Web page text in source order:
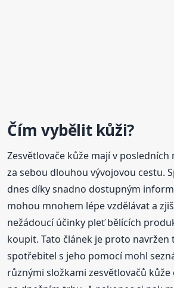
Čím vybělit kůži?
Zesvětlovače kůže mají v posledních
za sebou dlouhou vývojovou cestu.
dnes díky snadno dostupným
mohou mnohem lépe vzdělávat a
nežádoucí účinky pleť bělících
koupit. Tato článek je proto navržen
spotřebitel s jeho pomocí mohl
různými složkami zesvětlovačů